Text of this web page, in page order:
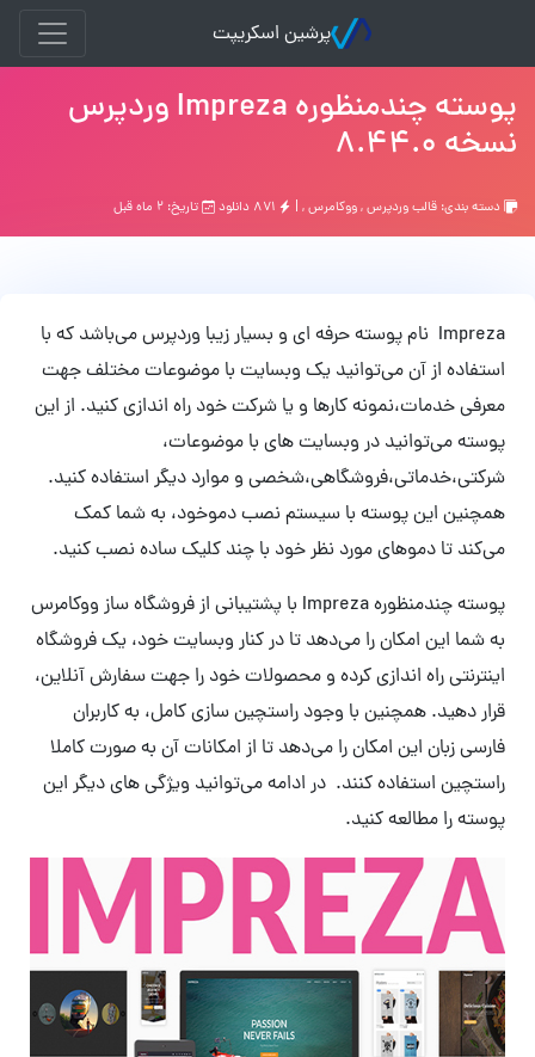
پرشین اسکریپت
پوسته چندمنظوره Impreza وردپرس
نسخه 8.44.0
دسته بندی: قالب وردپرس,ووکامرس, | تاریخ: ۲ ماه قبل
Impreza نام پوسته حرفه ای و بسیار زیبا وردپرس می‌باشد که با
استفاده از آن می‌توانید یک وبسایت با موضوعات مختلف جهت
معرفی خدمات،نمونه کارها و یا شرکت خود راه اندازی کنید. از این
پوسته می‌توانید در وبسایت های با موضوعات،
شرکتی،خدماتی،فروشگاهی،شخصی و موارد دیگر استفاده کنید.
همچنین این پوسته با سیستم نصب دموخود، به شما کمک
می‌کند تا دموهای مورد نظر خود با چند کلیک ساده نصب کنید.
پوسته چندمنظوره Impreza با پشتیبانی از فروشگاه ساز ووکامرس
به شما این امکان را می‌دهد تا در کنار وبسایت خود، یک فروشگاه
اینترنتی راه اندازی کرده و محصولات خود را جهت سفارش آنلاین،
قرار دهید. همچنین با وجود راستچین سازی کامل، به کاربران
فارسی زبان این امکان را می‌دهد تا از امکانات آن به صورت کاملا
راستچین استفاده کنند. در ادامه می‌توانید ویژگی های دیگر این
پوسته را مطالعه کنید.